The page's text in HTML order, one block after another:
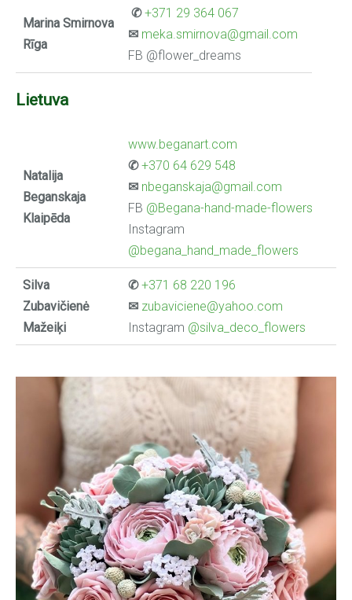
Marina Smirnova
Rīga
✆+371 29 364 067
✉ meka.smirnova@gmail.com
FB @flower_dreams
Lietuva
Natalija
Beganskaja
Klaipēda
www.beganart.com
✆+370 64 629 548
✉ nbeganskaja@gmail.com
FB @Begana-hand-made-flowers
Instagram
@begana_hand_made_flowers
Silva
Zubavičienė
Mažeiķi
✆+371 68 220 196
✉ zubaviciene@yahoo.com
Instagram @silva_deco_flowers